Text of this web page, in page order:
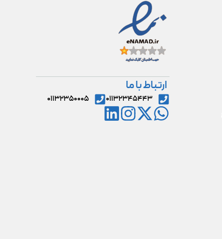
ارتباط با ما
۰۱۱۳۲۳۴۵۴۴۳ ۰۱۱۳۲۳۵۰۰۰۵